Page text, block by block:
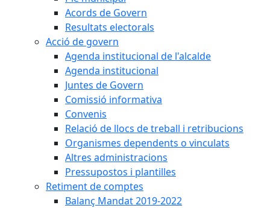
Acords de Govern
Resultats electorals
Acció de govern
Agenda institucional de l'alcalde
Agenda institucional
Juntes de Govern
Comissió informativa
Convenis
Relació de llocs de treball i retribucions
Organismes dependents o vinculats
Altres administracions
Pressupostos i plantilles
Retiment de comptes
Balanç Mandat 2019-2022